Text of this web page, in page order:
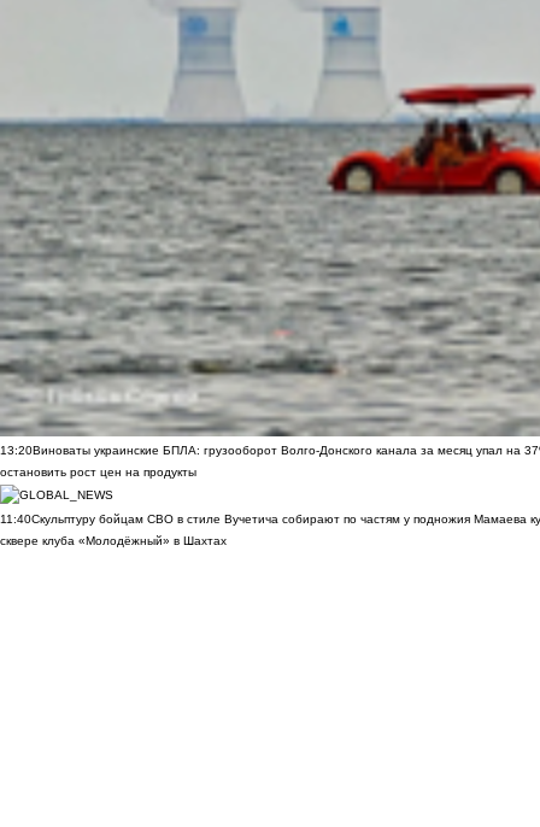
13:20Виноваты украинские БПЛА: грузооборот Волго-Донского канала за месяц упал на
остановить рост цен на продукты
11:40Скульптуру бойцам СВО в стиле Вучетича собирают по частям у подножия Мамаева
сквере клуба «Молодёжный» в Шахтах